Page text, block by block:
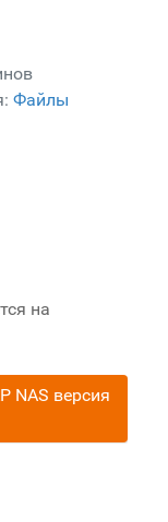
Файлы
на
NAS версия